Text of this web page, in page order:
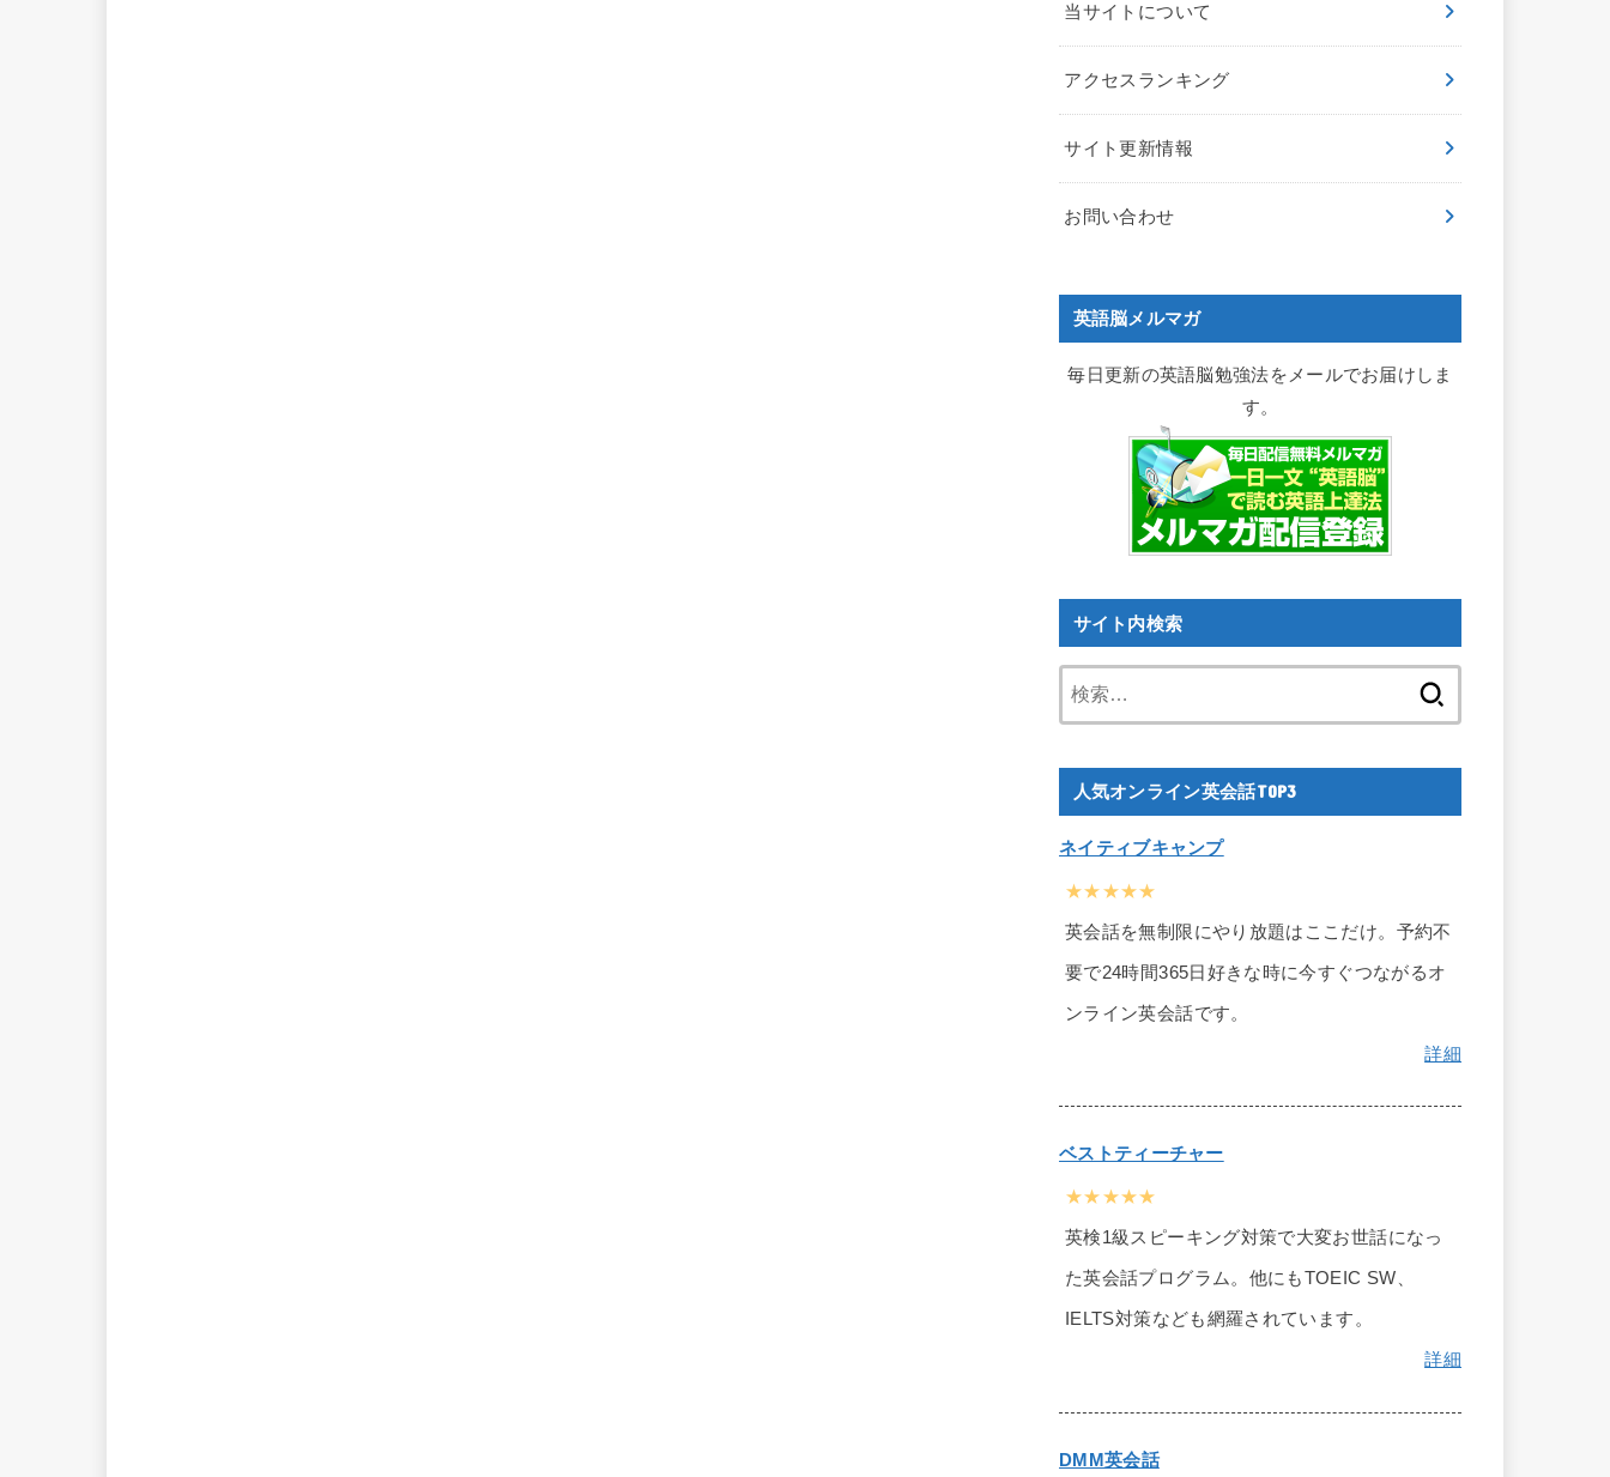
当サイトについて
アクセスランキング
サイト更新情報
お問い合わせ
英語脳メルマガ
毎日更新の英語脳勉強法をメールでお届けしま
す。
サイト内検索
人気オンライン英会話TOP3
ネイティブキャンプ
★★★★★
英会話を無制限にやり放題はここだけ。予約不
要で24時間365日好きな時に今すぐつながるオ
ンライン英会話です。
詳細
ベストティーチャー
★★★★★
英検1級スピーキング対策で大変お世話になっ
た英会話プログラム。他にもTOEIC SW、
IELTS対策なども網羅されています。
詳細
DMM英会話